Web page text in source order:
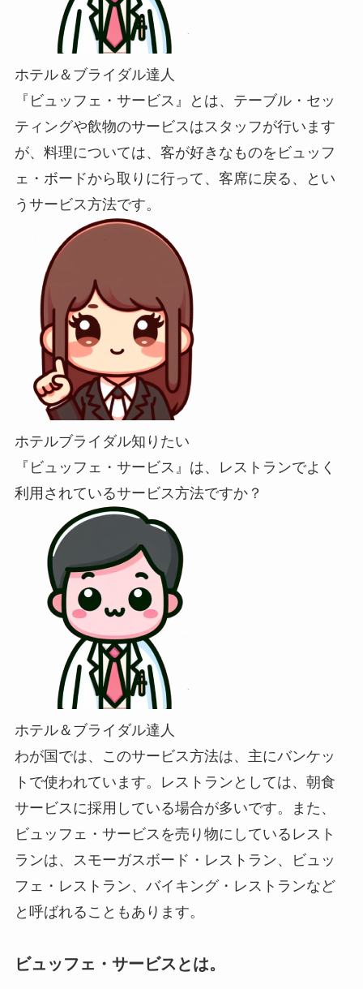
ホテル＆ブライダル達人
『ビュッフェ・サービス』とは、テーブル・セッ
ティングや飲物のサービスはスタッフが行います
が、料理については、客が好きなものをビュッフ
ェ・ボードから取りに行って、客席に戻る、とい
うサービス方法です。
ホテルブライダル知りたい
『ビュッフェ・サービス』は、レストランでよく
利用されているサービス方法ですか？
ホテル＆ブライダル達人
わが国では、このサービス方法は、主にバンケッ
トで使われています。レストランとしては、朝食
サービスに採用している場合が多いです。また、
ビュッフェ・サービスを売り物にしているレスト
ランは、スモーガスボード・レストラン、ビュッ
フェ・レストラン、バイキング・レストランなど
と呼ばれることもあります。
ビュッフェ・サービスとは。